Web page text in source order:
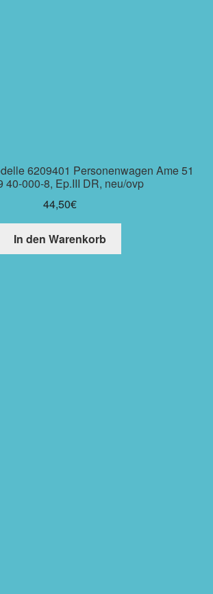
6209401 Personenwagen Ame 51
40-000-8, Ep.III DR, neu/ovp
44,50€
In den Warenkorb